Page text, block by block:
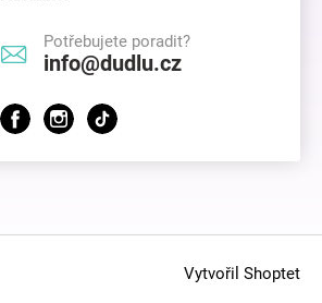
Potřebujete poradit?
info@dudlu.cz
Vytvořil Shoptet